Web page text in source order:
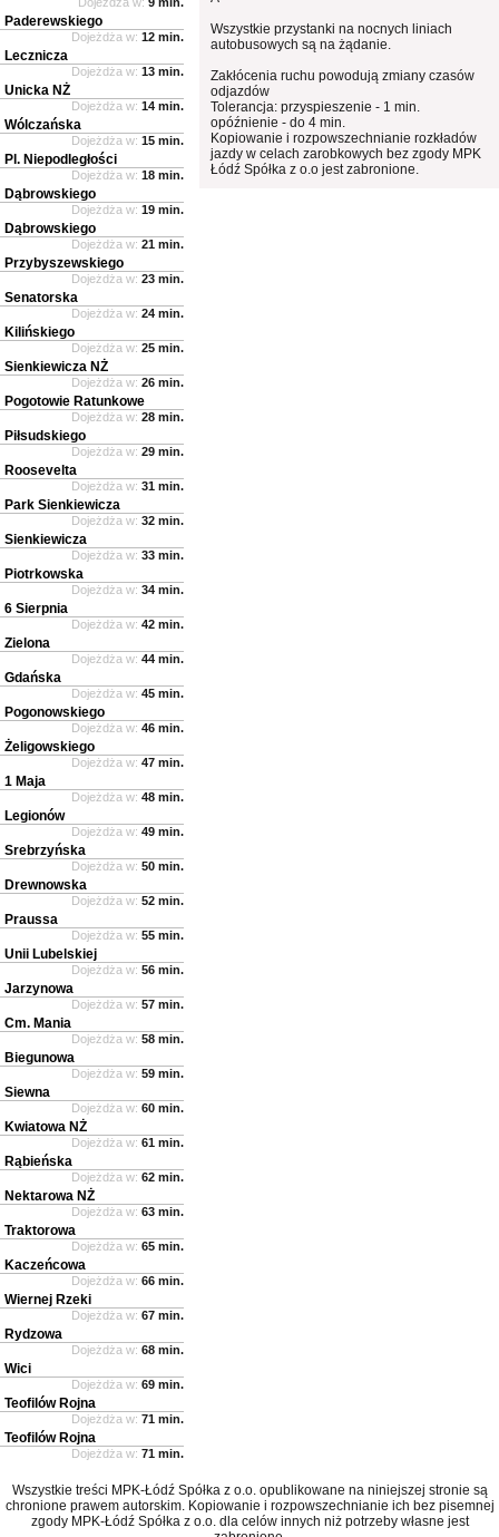
Wszystkie przystanki na nocnych liniach
autobusowych są na żądanie.
Zakłócenia ruchu powodują zmiany czasów
odjazdów
Tolerancja: przyspieszenie - 1 min.
opóźnienie - do 4 min.
Kopiowanie i rozpowszechnianie rozkładów
jazdy w celach zarobkowych bez zgody MPK
Łódź Spółka z o.o jest zabronione.
Paderewskiego
Dojeżdża w: 12 min.
Lecznicza
Dojeżdża w: 13 min.
Unicka NŻ
Dojeżdża w: 14 min.
Wólczańska
Dojeżdża w: 15 min.
Pl. Niepodległości
Dojeżdża w: 18 min.
Dąbrowskiego
Dojeżdża w: 19 min.
Dąbrowskiego
Dojeżdża w: 21 min.
Przybyszewskiego
Dojeżdża w: 23 min.
Senatorska
Dojeżdża w: 24 min.
Kilińskiego
Dojeżdża w: 25 min.
Sienkiewicza NŻ
Dojeżdża w: 26 min.
Pogotowie Ratunkowe
Dojeżdża w: 28 min.
Piłsudskiego
Dojeżdża w: 29 min.
Roosevelta
Dojeżdża w: 31 min.
Park Sienkiewicza
Dojeżdża w: 32 min.
Sienkiewicza
Dojeżdża w: 33 min.
Piotrkowska
Dojeżdża w: 34 min.
6 Sierpnia
Dojeżdża w: 42 min.
Zielona
Dojeżdża w: 44 min.
Gdańska
Dojeżdża w: 45 min.
Pogonowskiego
Dojeżdża w: 46 min.
Żeligowskiego
Dojeżdża w: 47 min.
1 Maja
Dojeżdża w: 48 min.
Legionów
Dojeżdża w: 49 min.
Srebrzyńska
Dojeżdża w: 50 min.
Drewnowska
Dojeżdża w: 52 min.
Praussa
Dojeżdża w: 55 min.
Unii Lubelskiej
Dojeżdża w: 56 min.
Jarzynowa
Dojeżdża w: 57 min.
Cm. Mania
Dojeżdża w: 58 min.
Biegunowa
Dojeżdża w: 59 min.
Siewna
Dojeżdża w: 60 min.
Kwiatowa NŻ
Dojeżdża w: 61 min.
Rąbieńska
Dojeżdża w: 62 min.
Nektarowa NŻ
Dojeżdża w: 63 min.
Traktorowa
Dojeżdża w: 65 min.
Kaczeńcowa
Dojeżdża w: 66 min.
Wiernej Rzeki
Dojeżdża w: 67 min.
Rydzowa
Dojeżdża w: 68 min.
Wici
Dojeżdża w: 69 min.
Teofilów Rojna
Dojeżdża w: 71 min.
Teofilów Rojna
Dojeżdża w: 71 min.
Wszystkie treści MPK-Łódź Spółka z o.o. opublikowane na niniejszej stronie są
chronione prawem autorskim. Kopiowanie i rozpowszechnianie ich bez pisemnej
zgody MPK-Łódź Spółka z o.o. dla celów innych niż potrzeby własne jest